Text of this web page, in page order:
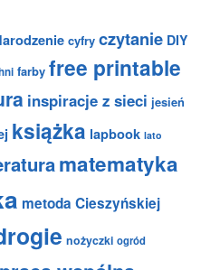
cyfry czytanie DIY
farby free printable
inspiracje z sieci jesień
książka lapbook lato
matematyka
metoda Cieszyńskiej
nożyczki ogród